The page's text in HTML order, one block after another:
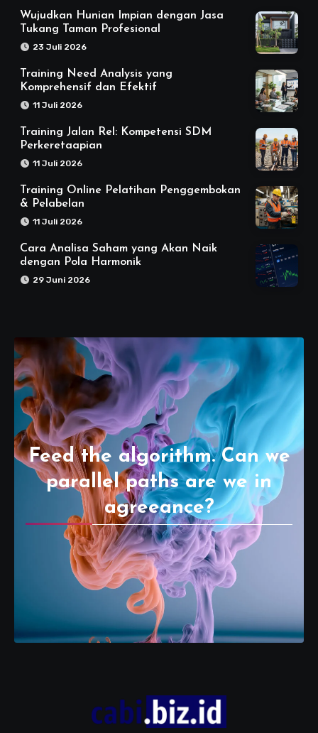
Wujudkan Hunian Impian dengan Jasa
Tukang Taman Profesional
23 Juli 2026
Training Need Analysis yang
Komprehensif dan Efektif
11 Juli 2026
Training Jalan Rel: Kompetensi SDM
Perkeretaapian
11 Juli 2026
Training Online Pelatihan Penggembokan
& Pelabelan
11 Juli 2026
Cara Analisa Saham yang Akan Naik
dengan Pola Harmonik
29 Juni 2026
Feed the algorithm. Can we
parallel paths are we in
agreeance?